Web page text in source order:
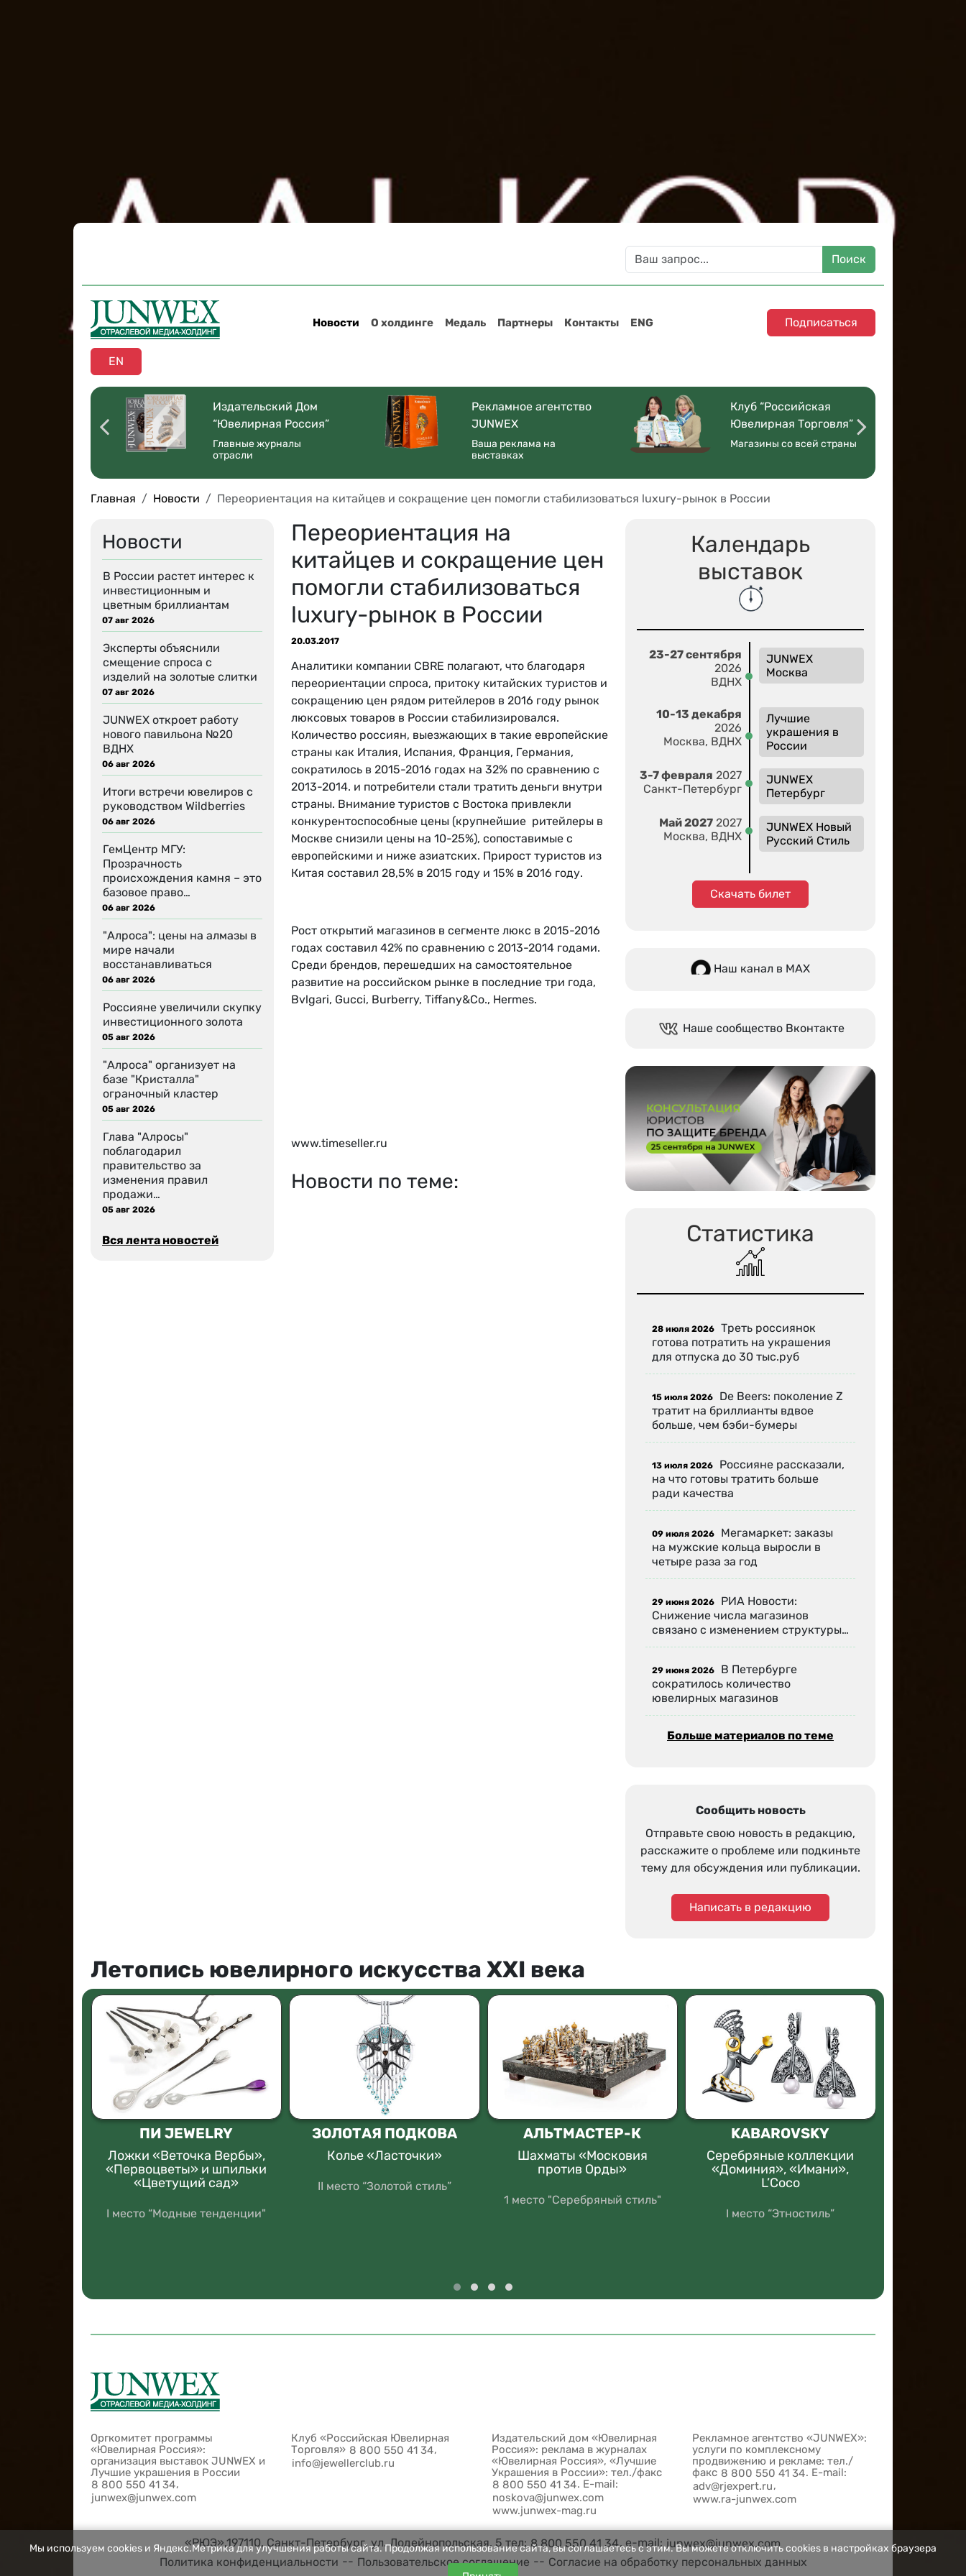
Новости О холдинге Медаль Партнеры Контакты ENG Подписаться
EN
Издательский Дом
“Ювелирная Россия”
Главные журналы
отрасли
Рекламное агентство
JUNWEX
Ваша реклама на
выставках
Клуб “Российская
Ювелирная Торговля”
Магазины со всей страны
Главная Новости Переориентация на китайцев и сокращение цен помогли стабилизоваться luxury-рынок в России
Новости
В России растет интерес к
инвестиционным и
цветным бриллиантам
07 авг 2026
Эксперты объяснили
смещение спроса с
изделий на золотые слитки
07 авг 2026
JUNWEX откроет работу
нового павильона №20
ВДНХ
06 авг 2026
Итоги встречи ювелиров с
руководством Wildberries
06 авг 2026
ГемЦентр МГУ:
Прозрачность
происхождения камня – это
базовое право…
06 авг 2026
"Алроса": цены на алмазы в
мире начали
восстанавливаться
06 авг 2026
Россияне увеличили скупку
инвестиционного золота
05 авг 2026
"Алроса" организует на
базе "Кристалла"
ограночный кластер
05 авг 2026
Глава "Алросы"
поблагодарил
правительство за
изменения правил
продажи…
05 авг 2026
Вся лента новостей
Переориентация на
китайцев и сокращение цен
помогли стабилизоваться
luxury-рынок в России
20.03.2017
Аналитики компании CBRE полагают, что благодаря
переориентации спроса, притоку китайских туристов и
сокращению цен рядом ритейлеров в 2016 году рынок
люксовых товаров в России стабилизировался.
Количество россиян, выезжающих в такие европейские
страны как Италия, Испания, Франция, Германия,
сократилось в 2015-2016 годах на 32% по сравнению с
2013-2014. и потребители стали тратить деньги внутри
страны. Внимание туристов с Востока привлекли
конкурентоспособные цены (крупнейшие ритейлеры в
Москве снизили цены на 10-25%), сопоставимые с
европейскими и ниже азиатских. Прирост туристов из
Китая составил 28,5% в 2015 году и 15% в 2016 году.
Рост открытий магазинов в сегменте люкс в 2015-2016
годах составил 42% по сравнению с 2013-2014 годами.
Среди брендов, перешедших на самостоятельное
развитие на российском рынке в последние три года,
Bvlgari, Gucci, Burberry, Tiffanу&Co., Hermes.
www.timeseller.ru
Новости по теме:
Календарь
выставок
23-27 сентября
2026
ВДНХ
JUNWEX
Москва
10-13 декабря
2026
Москва, ВДНХ
Лучшие
украшения в
России
3-7 февраля 2027
Санкт-Петербург
JUNWEX
Петербург
Май 2027 2027
Москва, ВДНХ
JUNWEX Новый
Русский Стиль
Скачать билет
Наш канал в МАХ
Наше сообщество Вконтакте
Статистика
28 июля 2026 Треть россиянок
готова потратить на украшения
для отпуска до 30 тыс.руб
15 июля 2026 De Beers: поколение Z
тратит на бриллианты вдвое
больше, чем бэби-бумеры
13 июля 2026 Россияне рассказали,
на что готовы тратить больше
ради качества
09 июля 2026 Мегамаркет: заказы
на мужские кольца выросли в
четыре раза за год
29 июня 2026 РИА Новости:
Снижение числа магазинов
связано с изменением структуры…
29 июня 2026 В Петербурге
сократилось количество
ювелирных магазинов
Больше материалов по теме
Сообщить новость
Отправьте свою новость в редакцию,
расскажите о проблеме или подкиньте
тему для обсуждения или публикации.
Написать в редакцию
Летопись ювелирного искусства XXI века
ПИ JEWELRY
Ложки «Веточка Вербы»,
«Первоцветы» и шпильки
«Цветущий сад»
I место “Модные тенденции"
ЗОЛОТАЯ ПОДКОВА
Колье «Ласточки»
II место “Золотой стиль”
АЛЬТМАСТЕР-К
Шахматы «Московия
против Орды»
1 место "Серебряный стиль"
KABAROVSKY
Серебряные коллекции
«Доминия», «Имани»,
L’Coco
I место “Этностиль”
Оргкомитет программы
«Ювелирная Россия»:
организация выставок JUNWEX и
Лучшие украшения в России
8 800 550 41 34,
junwex@junwex.com
Клуб «Российская Ювелирная
Торговля» 8 800 550 41 34,
info@jewellerclub.ru
Издательский дом «Ювелирная
Россия»: реклама в журналах
«Ювелирная Россия», «Лучшие
Украшения в России»: тел./факс
8 800 550 41 34. E-mail:
noskova@junwex.com
www.junwex-mag.ru
Рекламное агентство «JUNWEX»:
услуги по комплексному
продвижению и рекламе: тел./
факс 8 800 550 41 34. E-mail:
adv@rjexpert.ru,
www.ra-junwex.com
«РЮЭ»,197110, Санкт-Петербург, ул. Лодейнопольская, 5 тел:8 800 550 41 34, e-mail:junwex@junwex.com
Политика конфиденциальности -- Пользовательское соглашение -- Согласие на обработку персональных данных
Мы используем cookies и Яндекс.Метрика для улучшения работы сайта. Продолжая использование сайта, вы соглашаетесь с этим. Вы можете отключить cookies в настройках браузера